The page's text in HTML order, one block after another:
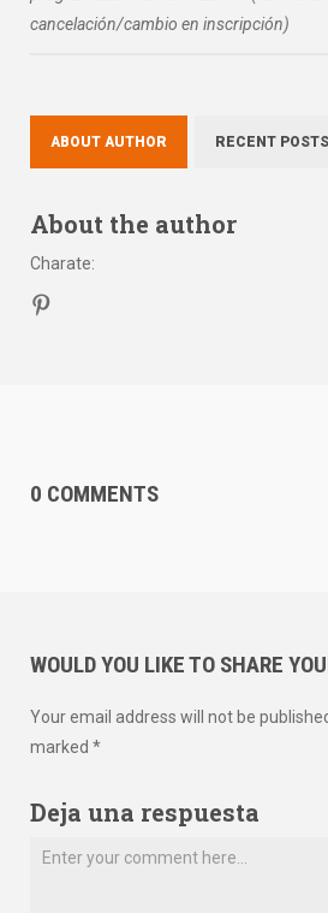
cancelación/cambio en inscripción)
ABOUT AUTHOR RECENT POSTS
About the author
Charate:
0 COMMENTS
WOULD YOU LIKE TO SHARE
Your email address will not be
marked *
Deja una respuesta